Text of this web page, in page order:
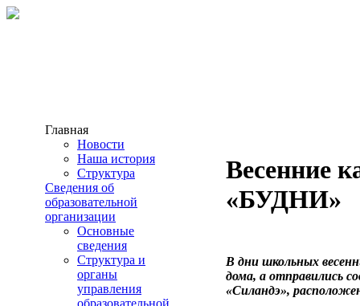
Главная
Новости
Наша история
Структура
Сведения об
образовательной
организации
Основные
сведения
Структура и
органы
управления
образовательной
Весенние
«БУДНИ»
В дни школьных
дома, а отправились
«Силандэ»,